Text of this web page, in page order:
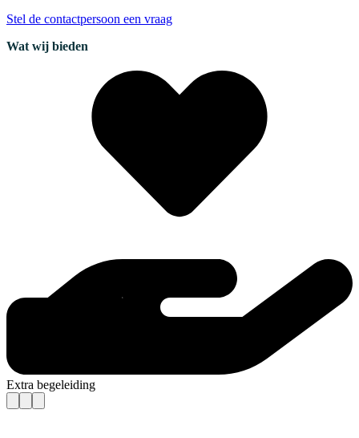
Stel de contactpersoon een vraag
Wat wij bieden
Extra begeleiding